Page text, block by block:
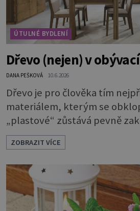
ÚTULNÉ BYDLENÍ
Dřevo (nejen) v
DANA PEŠKOVÁ 10.6.2026
Dřevo je pro člověka tím
materiálem, kterým se
„plastové“ zůstává pevně
životě. Se dřevem jsme tak
příjemné na dotyk, voní nám
kladné vlivy našeho
pořídit si 100% masiv a
vašeho interiéru
každému pokoji. Jak ho
ZOBRAZIT VÍCE